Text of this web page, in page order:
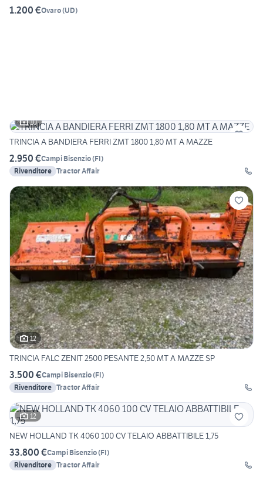
1.200 €Ovaro(UD)
10
TRINCIA A BANDIERA FERRI ZMT 1800 1,80 MT A MAZZE
2.950 €Campi Bisenzio(FI)
Rivenditore Tractor Affair
12
TRINCIA FALC ZENIT 2500 PESANTE 2,50 MT A MAZZE SP
3.500 €Campi Bisenzio(FI)
Rivenditore Tractor Affair
12
NEW HOLLAND TK 4060 100 CV TELAIO ABBATTIBILE 1,75
33.800 €Campi Bisenzio(FI)
Rivenditore Tractor Affair